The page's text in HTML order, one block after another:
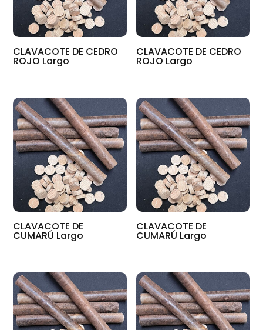
CLAVACOTE DE CEDRO
ROJO Largo
CLAVACOTE DE CEDRO
ROJO Largo
CLAVACOTE DE
CUMARÚ Largo
CLAVACOTE DE
CUMARÚ Largo